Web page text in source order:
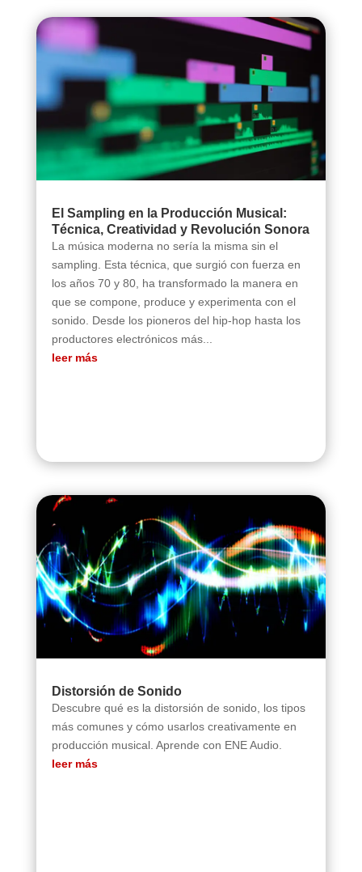
El Sampling en la Producción Musical:
Técnica, Creatividad y Revolución Sonora
La música moderna no sería la misma sin el
sampling. Esta técnica, que surgió con fuerza en
los años 70 y 80, ha transformado la manera en
que se compone, produce y experimenta con el
sonido. Desde los pioneros del hip-hop hasta los
productores electrónicos más...
leer más
Distorsión de Sonido
Descubre qué es la distorsión de sonido, los tipos
más comunes y cómo usarlos creativamente en
producción musical. Aprende con ENE Audio.
leer más